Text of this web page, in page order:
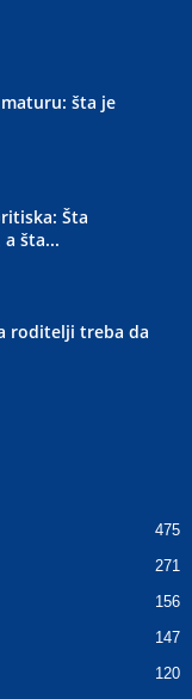
šta je
Šta
šta...
roditelji treba da
475
271
156
147
120